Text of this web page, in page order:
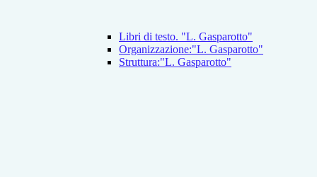
Libri di testo. "L. Gasparotto"
Organizzazione:"L. Gasparotto"
Struttura:"L. Gasparotto"